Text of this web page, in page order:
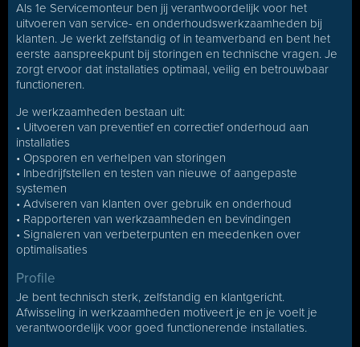
Als 1e Servicemonteur ben jij verantwoordelijk voor het
uitvoeren van service- en onderhoudswerkzaamheden bij
klanten. Je werkt zelfstandig of in teamverband en bent het
eerste aanspreekpunt bij storingen en technische vragen. Je
zorgt ervoor dat installaties optimaal, veilig en betrouwbaar
functioneren.
Je werkzaamheden bestaan uit:
• Uitvoeren van preventief en correctief onderhoud aan
installaties
• Opsporen en verhelpen van storingen
• Inbedrijfstellen en testen van nieuwe of aangepaste
systemen
• Adviseren van klanten over gebruik en onderhoud
• Rapporteren van werkzaamheden en bevindingen
• Signaleren van verbeterpunten en meedenken over
optimalisaties
Profile
Je bent technisch sterk, zelfstandig en klantgericht.
Afwisseling in werkzaamheden motiveert je en je voelt je
verantwoordelijk voor goed functionerende installaties.